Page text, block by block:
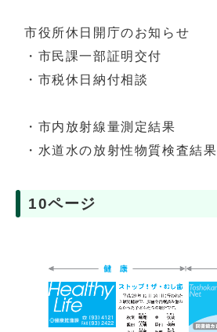
市役所休日開庁のお知らせ
・市民課一部証明交付
・市税休日納付相談
・市内放射線量測定結果
・水道水の放射性物質検査結果
10ページ